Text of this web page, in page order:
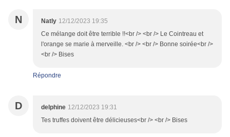
N Natly 12/12/2023 19:35
Ce mélange doit être terrible !!<br /> <br /> Le Cointreau et
l'orange se marie à merveille. <br /> <br /> Bonne soirée<br />
<br /> Bises
Répondre
D delphine 12/12/2023 19:31
Tes truffes doivent être délicieuses<br /> <br /> Bises